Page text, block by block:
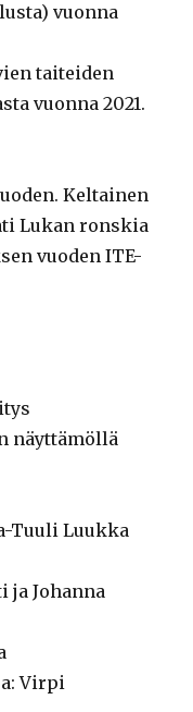
vuonna
taiteiden
vuonna 2021.
Keltainen
Lukan ronskia
vuoden ITE-
näyttämöllä
Tuuli Luukka
ja Johanna
Virpi